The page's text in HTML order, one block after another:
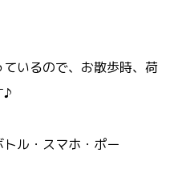
いるので、お散歩時、荷
♪
トル・スマホ・ポー